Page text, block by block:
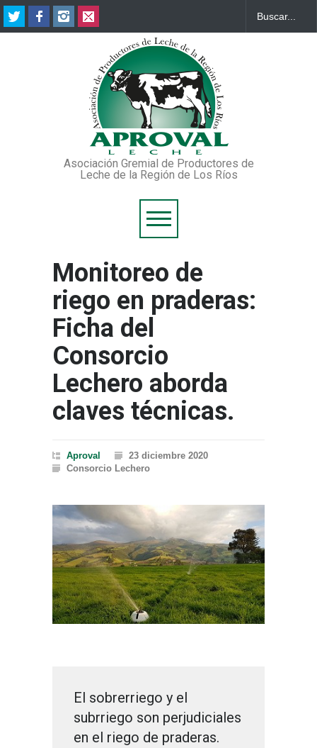
Asociación Gremial de Productores de
Leche de la Región de Los Ríos
Monitoreo de
riego en praderas:
Ficha del
Consorcio
Lechero aborda
claves técnicas.
Aproval
23 diciembre 2020
Consorcio Lechero
El sobrerriego y el
subrriego son perjudiciales
en el riego de praderas.